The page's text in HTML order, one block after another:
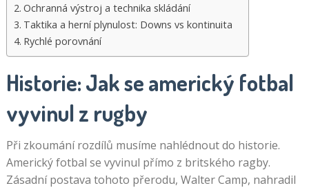
Ochranná výstroj a technika skládání
Taktika a herní plynulost: Downs vs kontinuita
Rychlé porovnání
Historie: Jak se americký fotbal
vyvinul z rugby
Při zkoumání rozdílů musíme nahlédnout do historie.
Americký fotbal se vyvinul přímo z britského ragby.
Zásadní postava tohoto přerodu, Walter Camp, nahradil